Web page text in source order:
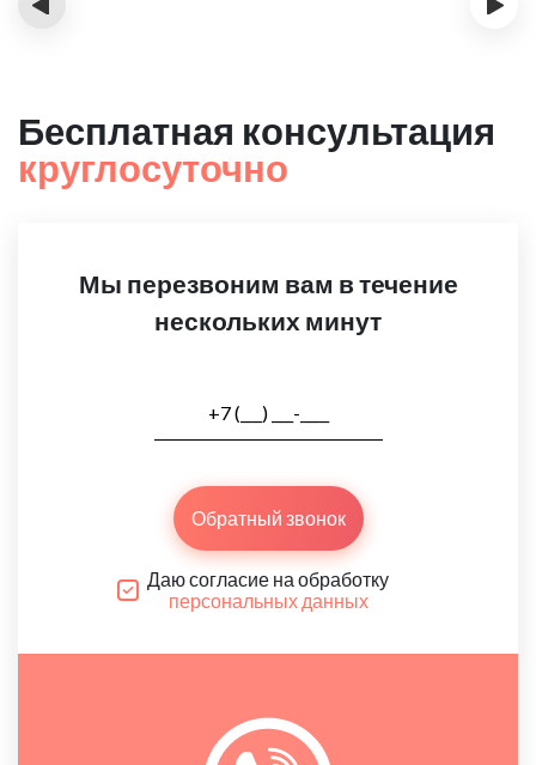
Бесплатная консультация
круглосуточно
Мы перезвоним вам в течение
нескольких минут
Обратный звонок
Даю согласие на обработку
персональных данных